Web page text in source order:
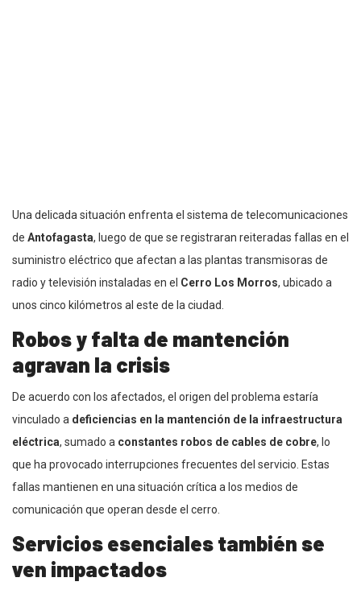
Una delicada situación enfrenta el sistema de telecomunicaciones
de Antofagasta, luego de que se registraran reiteradas fallas en el
suministro eléctrico que afectan a las plantas transmisoras de
radio y televisión instaladas en el Cerro Los Morros, ubicado a
unos cinco kilómetros al este de la ciudad.
Robos y falta de mantención
agravan la crisis
De acuerdo con los afectados, el origen del problema estaría
vinculado a deficiencias en la mantención de la infraestructura
eléctrica, sumado a constantes robos de cables de cobre, lo
que ha provocado interrupciones frecuentes del servicio. Estas
fallas mantienen en una situación crítica a los medios de
comunicación que operan desde el cerro.
Servicios esenciales también se
ven impactados